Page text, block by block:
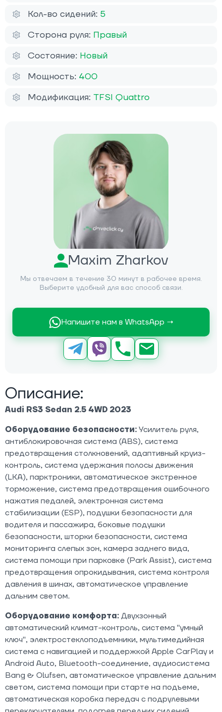
Maxim Zharkov
Мы отвечаем в течение 30 минут в рабочее время.
Выберите удобный для вас способ связи.
Напишите нам в WhatsApp →
Описание:
Audi RS3 Sedan 2.5 4WD 2023
Оборудование безопасности: Усилитель руля,
антиблокировочная система (ABS), система
предотвращения столкновений, адаптивный круиз-
контроль, система удержания полосы движения
(LKA), парктроники, автоматическое экстренное
торможение, система предотвращения ошибочного
нажатия педалей, электронная система
стабилизации (ESP), подушки безопасности для
водителя и пассажира, боковые подушки
безопасности, шторки безопасности, система
мониторинга слепых зон, камера заднего вида,
система помощи при парковке (Park Assist), система
предотвращения опрокидывания, система контроля
давления в шинах, автоматическое управление
дальним светом.
Оборудование комфорта: Двухзонный
автоматический климат-контроль, система "умный
ключ", электростеклоподъемники, мультимедийная
система с навигацией и поддержкой Apple CarPlay и
Android Auto, Bluetooth-соединение, аудиосистема
Bang & Olufsen, автоматическое управление дальним
светом, система помощи при старте на подъеме,
автоматическая коробка передач с подрулевыми
Кол-во сидений: 5
Сторона руля: Правый
Состояние: Новый
Мощность: 400
Модификация: TFSI Quattro